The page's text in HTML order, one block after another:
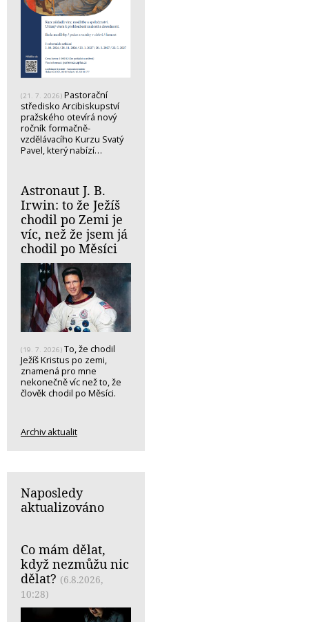
(21. 7. 2026) Pastorační
středisko Arcibiskupství
pražského otevírá nový
ročník formačně-
vzdělávacího Kurzu Svatý
Pavel, který nabízí…
Astronaut J. B.
Irwin: to že Ježíš
chodil po Zemi je
víc, než že jsem já
chodil po Měsíci
(19. 7. 2026) To, že chodil
Ježíš Kristus po zemi,
znamená pro mne
nekonečně víc než to, že
člověk chodil po Měsíci.
Archiv aktualit
Naposledy
aktualizováno
Co mám dělat,
když nezmůžu nic
dělat? (6.8.2026,
10:28)